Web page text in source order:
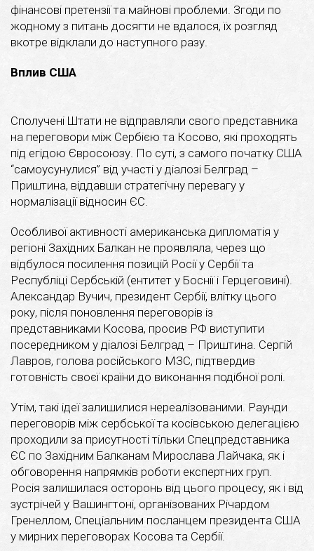
фінансові претензії та майнові проблеми. Згоди по
жодному з питань досягти не вдалося, їх розгляд
вкотре відклали до наступного разу.
Вплив США
Сполучені Штати не відправляли свого представника
на переговори між Сербією та Косово, які проходять
під егідою Євросоюзу. По суті, з самого початку США
“самоусунулися” від участі у діалозі Белград –
Приштина, віддавши стратегічну перевагу у
нормалізації відносин ЄС.
Особливої активності американська дипломатія у
регіоні Західних Балкан не проявляла, через що
відбулося посилення позицій Росії у Сербії та
Республіці Сербській (ентитет у Боснії і Герцеговині).
Александар Вучич, президент Сербії, влітку цього
року, після поновлення переговорів із
представниками Косова, просив РФ виступити
посередником у діалозі Белград – Приштина. Сергій
Лавров, голова російського МЗС, підтвердив
готовність своєї країни до виконання подібної ролі.
Утім, такі ідеї залишилися нереалізованими. Раунди
переговорів між сербської та косівською делегацією
проходили за присутності тільки Спецпредставника
ЄС по Західним Балканам Мирослава Лайчака, як і
обговорення напрямків роботи експертних груп.
Росія залишилася осторонь від цього процесу, як і від
зустрічей у Вашингтоні, організованих Річардом
Гренеллом, Спеціальним посланцем президента США
у мирних переговорах Косова та Сербії.